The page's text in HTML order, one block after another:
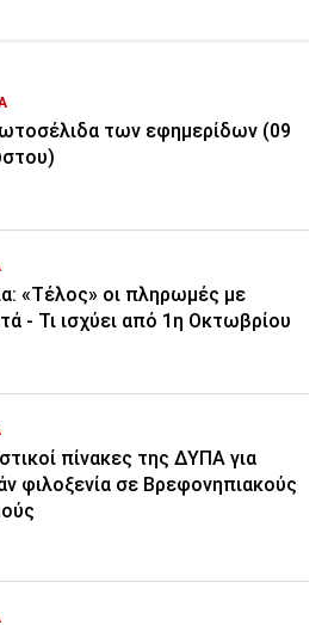
των εφημερίδων (09
«Τέλος» οι πληρωμές με
- Τι ισχύει από 1η Οκτωβρίου
πίνακες της ΔΥΠΑ για
φιλοξενία σε Βρεφονηπιακούς